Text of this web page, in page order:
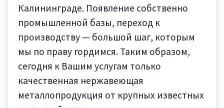
Калининграде. Появление собственно
промышленной базы, переход к
производству — большой шаг, которым
мы по праву гордимся. Таким образом,
сегодня к Вашим услугам только
качественная нержавеющая
металлопродукция от крупных известных